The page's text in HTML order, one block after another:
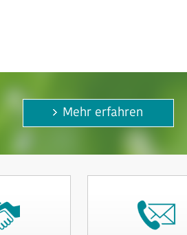
Mehr erfahren